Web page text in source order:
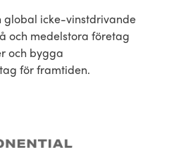
global icke-vinstdrivande
och medelstora företag
och bygga
för framtiden.